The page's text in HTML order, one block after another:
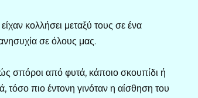
κολλήσει μεταξύ τους σε ένα
σε όλους μας.
σπόροι από φυτά, κάποιο σκουπίδι ή
πιο έντονη γινόταν η αίσθηση του